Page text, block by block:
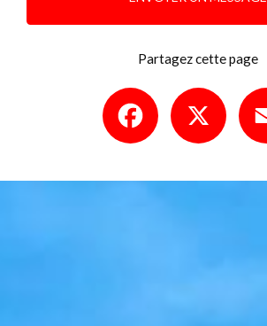
Partagez cette page
Facebook